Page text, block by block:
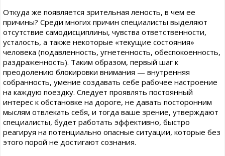
Откуда же появляется зрительная леность, в чем ее
причины? Среди многих причин специалисты выделяют
отсутствие самодисциплины, чувства ответственности,
усталость, а также некоторые «текущие состояния»
человека (подавленность, угнетенность, обеспокоенность,
раздраженность). Таким образом, первый шаг к
преодолению блокировки внимания — внутренняя
собранность, умение создавать себе рабочее настроение
на каждую поездку. Следует проявлять постоянный
интерес к обстановке на дороге, не давать посторонним
мыслям отвлекать себя, и тогда ваше зрение, утверждают
специалисты, будет работать эффективно, быстро
реагируя на потенциально опасные ситуации, которые без
этого порой не достигают сознания.